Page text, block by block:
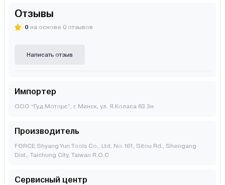
Отзывы
0 на основе 0 отзывов
Написать отзыв
Импортер
ООО “Гуд Моторс”, г. Минск, ул. Я.Коласа 63 3н
Производитель
FORCE Shyang Yun Tools Co., Ltd. No.161, Sitou Rd., Shengang
Dist., Taichung City, Taiwan R.O.C
Сервисный центр